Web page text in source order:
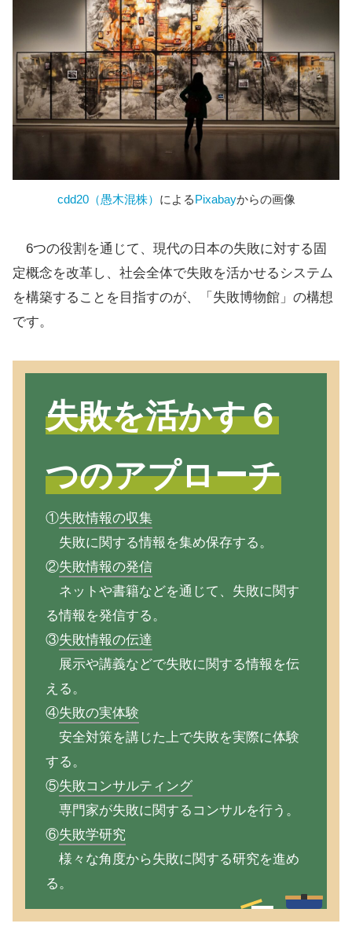
cdd20（愚木混株） によるPixabayからの画像
6つの役割を通じて、現代の日本の失敗に対する固
定概念を改革し、社会全体で失敗を活かせるシステム
を構築することを目指すのが、「失敗博物館」の構想
です。
失敗を活かす６
つのアプローチ
①失敗情報の収集
失敗に関する情報を集め保存する。
②失敗情報の発信
ネットや書籍などを通じて、失敗に関す
る情報を発信する。
③失敗情報の伝達
展示や講義などで失敗に関する情報を伝
える。
④失敗の実体験
安全対策を講じた上で失敗を実際に体験
する。
⑤失敗コンサルティング
専門家が失敗に関するコンサルを行う。
⑥失敗学研究
様々な角度から失敗に関する研究を進め
る。